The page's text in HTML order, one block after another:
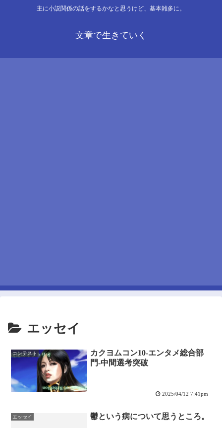
主に小説関係の話をするかなと思うけど、基本雑多に。
文章で生きていく
エッセイ
コンテスト
カクヨムコン10-エンタメ総合部
門-中間選考突破
2025/04/12 7:41pm
エッセイ 鬱という病について思うところ。